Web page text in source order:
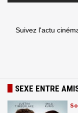
Suivez l'actu
SEXE ENTRE